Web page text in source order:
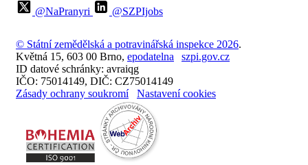
@NaPranyri
@SZPIjobs
© Státní zemědělská a potravinářská inspekce 2026.
Květná 15, 603 00 Brno, epodatelna
szpi.gov.cz
ID datové schránky: avraiqg
IČO: 75014149, DIČ: CZ75014149
Zásady ochrany soukromí
Nastavení cookies